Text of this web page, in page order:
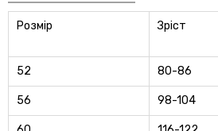
Розмір Зріст
52 80-86
56 98-104